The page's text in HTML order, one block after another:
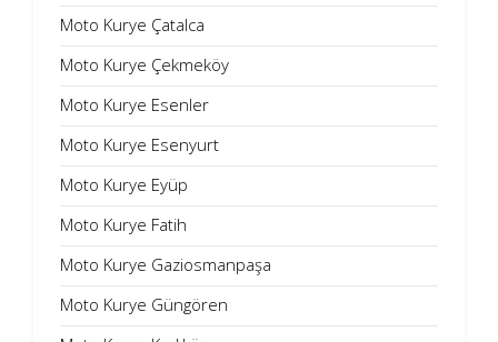
Moto Kurye Çatalca
Moto Kurye Çekmeköy
Moto Kurye Esenler
Moto Kurye Esenyurt
Moto Kurye Eyüp
Moto Kurye Fatih
Moto Kurye Gaziosmanpaşa
Moto Kurye Güngören